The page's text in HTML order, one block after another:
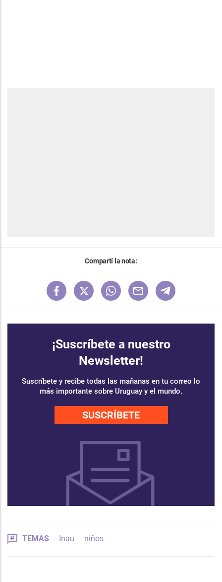
Compartí la nota:
¡Suscríbete a nuestro
Newsletter!
Suscríbete y recibe todas las mañanas en tu correo lo
más importante sobre Uruguay y el mundo.
SUSCRÍBETE
TEMAS Inau niños